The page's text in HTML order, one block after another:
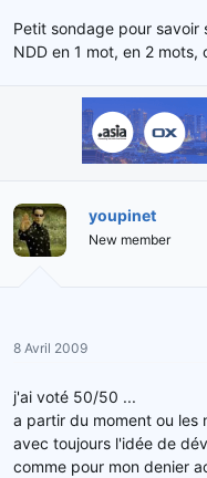
e
l
s
s
i
Petit sondage pour savoir
NDD en 1 mot, en 2
youpinet
New member
8 Avril 2009
j'ai voté 50/50 ...
a partir du moment ou les
avec toujours l'idée de
comme pour mon denier